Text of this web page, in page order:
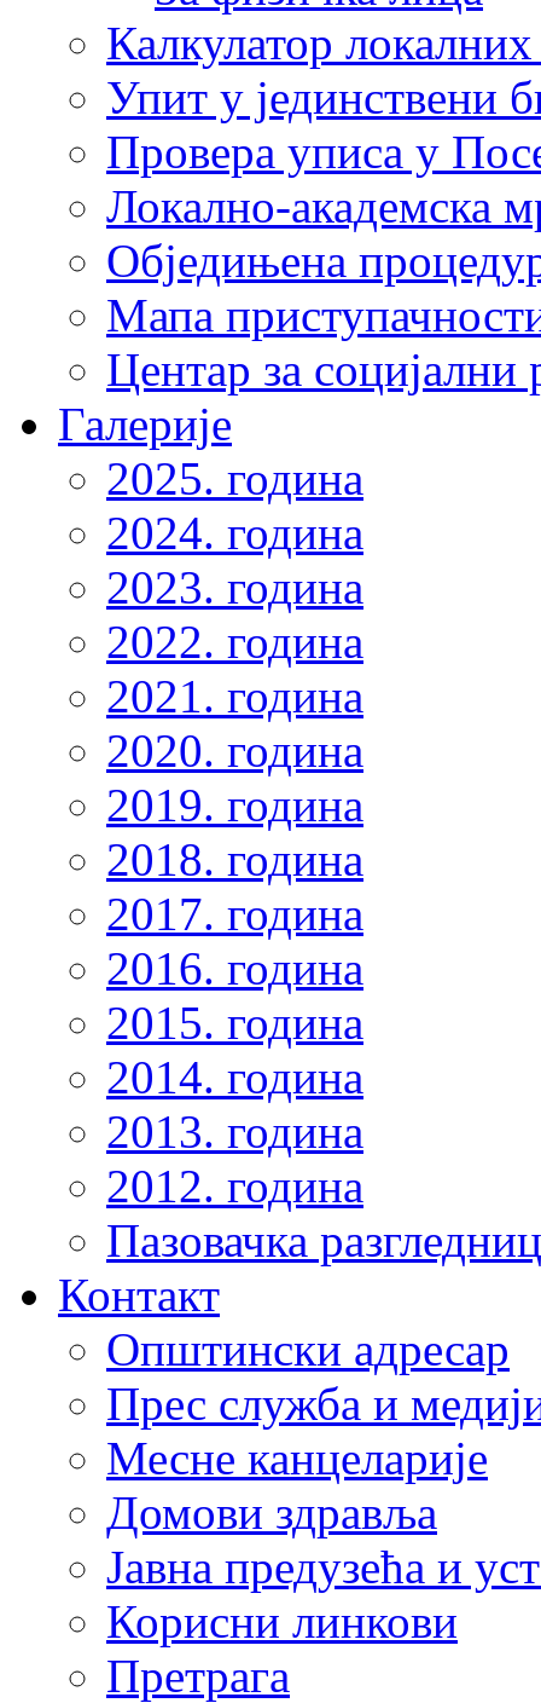
Калкулатор
Упит у јединствени
Провера уписа у
Локално-академска
Обједињена
Мапа
Центар за
Галерије
2025. година
2024. година
2023. година
2022. година
2021. година
2020. година
2019. година
2018. година
2017. година
2016. година
2015. година
2014. година
2013. година
2012. година
Пазовачка
Контакт
Општински адресар
Прес служба и
Месне канцеларије
Домови здравља
Јавна предузећа и
Корисни линкови
Претрага